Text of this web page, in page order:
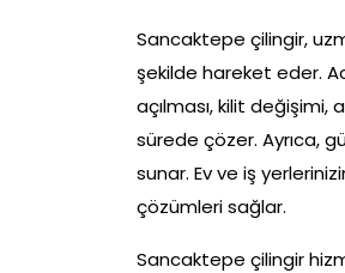
Sancaktepe çilingir,
şekilde hareket eder.
açılması, kilit
sürede çözer. Ayrıca,
sunar. Ev ve iş
çözümleri sağlar.
Sancaktepe çilingir